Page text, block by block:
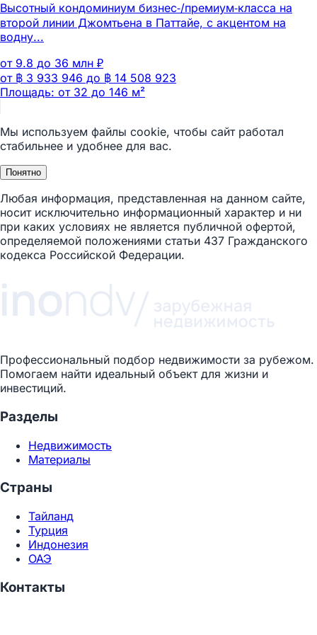
Высотный кондоминиум бизнес‑/премиум‑класса на
второй линии Джомтьена в Паттайе, с акцентом на
водну...
от 9.8 до 36 млн ₽
от ฿ 3 933 946 до ฿ 14 508 923
Площадь: от 32 до 146 м²
Мы используем файлы cookie, чтобы сайт работал
стабильнее и удобнее для вас.
Понятно
Любая информация, представленная на данном сайте,
носит исключительно информационный характер и ни
при каких условиях не является публичной офертой,
определяемой положениями статьи 437 Гражданского
кодекса Российской Федерации.
Профессиональный подбор недвижимости за рубежом.
Помогаем найти идеальный объект для жизни и
инвестиций.
Разделы
Недвижимость
Материалы
Страны
Тайланд
Турция
Индонезия
ОАЭ
Контакты